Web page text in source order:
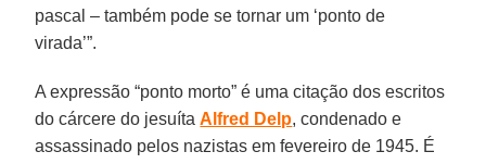
pascal – também pode se tornar um ‘ponto de
virada’”.
A expressão “ponto morto” é uma citação dos escritos
do cárcere do jesuítaAlfred Delp, condenado e
assassinado pelos nazistas em fevereiro de 1945. É